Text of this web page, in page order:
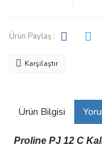
Ürün Paylaş :
Karşılaştır
Ürün Bilgisi
Proline PJ 12 C